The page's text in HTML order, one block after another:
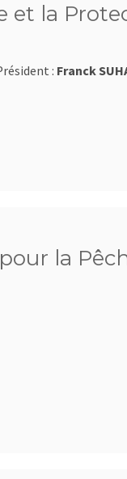
et la
: Franck
la